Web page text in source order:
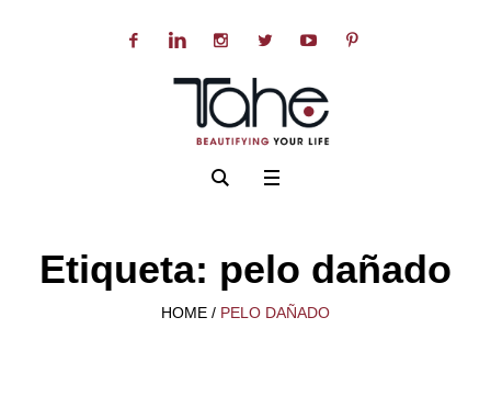
Etiqueta: pelo dañado
HOME / PELO DAÑADO